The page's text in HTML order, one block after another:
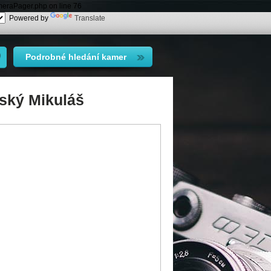
on line 76
Powered by
Translate
Podrobné hledání kamer
Mikuláš